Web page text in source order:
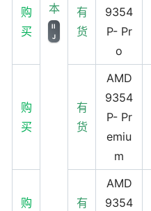
本
II
J
购
买
有
货
9354
P- Pr
o
购
买
有
货
AMD
9354
P- Pr
emiu
m
购
有
AMD
9354